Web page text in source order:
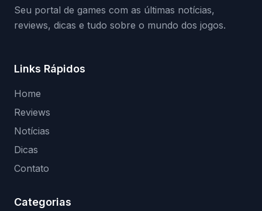
Seu portal de games com as últimas notícias,
reviews, dicas e tudo sobre o mundo dos jogos.
Links Rápidos
Home
Reviews
Notícias
Dicas
Contato
Categorias